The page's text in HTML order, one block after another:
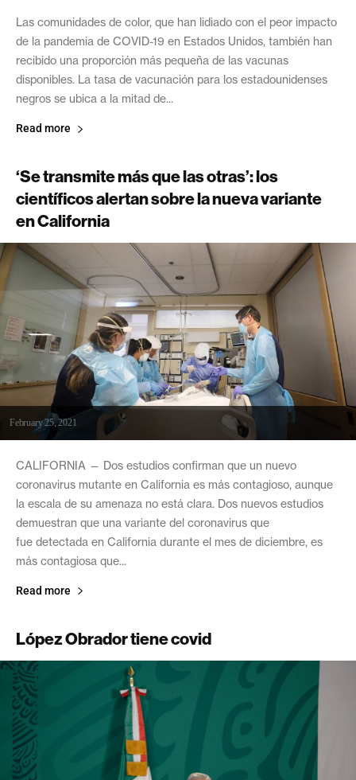
Las comunidades de color, que han lidiado con el peor impacto
de la pandemia de COVID-19 en Estados Unidos, también han
recibido una proporción más pequeña de las vacunas
disponibles. La tasa de vacunación para los estadounidenses
negros se ubica a la mitad de...
Read more
‘Se transmite más que las otras’: los
científicos alertan sobre la nueva variante
en California
February 25, 2021
CALIFORNIA — Dos estudios confirman que un nuevo
coronavirus mutante en California es más contagioso, aunque
la escala de su amenaza no está clara. Dos nuevos estudios
demuestran que una variante del coronavirus que
fue detectada en California durante el mes de diciembre, es
más contagiosa que...
Read more
López Obrador tiene covid